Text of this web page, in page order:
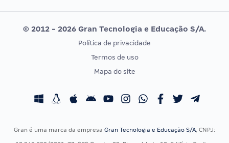
Editais publicados
Vunesp
CONCURSOS POR PROFISSÃO
Concursos Fiscais
EXAME DE ORDEM
Calendário OAB
© 2012 - 2026 Gran Tecnologia e Educação S/A.
Política de privacidade
Termos de uso
Mapa do site
Gran é uma marca da empresa Gran Tecnologia e Educação S/A, CNPJ: